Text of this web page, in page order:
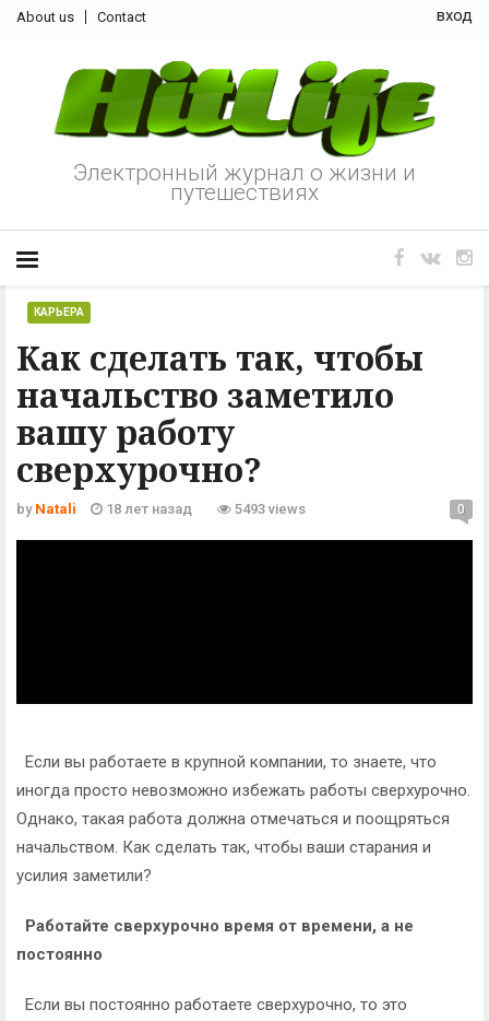
About us Contact вход
Электронный журнал о жизни и
путешествиях
Как сделать так, чтобы
начальство заметило
вашу работу
сверхурочно?
КАРЬЕРА
by Natali 18 лет назад 5493 views 0
Если вы работаете в крупной компании, то знаете, что
иногда просто невозможно избежать работы сверхурочно.
Однако, такая работа должна отмечаться и поощряться
начальством. Как сделать так, чтобы ваши старания и
усилия заметили?
Работайте сверхурочно время от времени, а не
постоянно
Если вы постоянно работаете сверхурочно, то это